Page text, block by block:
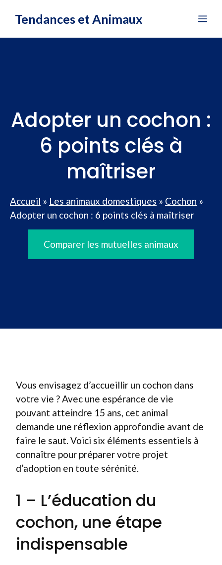
Tendances et Animaux
Adopter un cochon :
6 points clés à
maîtriser
Accueil » Les animaux domestiques » Cochon »
Adopter un cochon : 6 points clés à maîtriser
Comparer les mutuelles animaux
Vous envisagez d’accueillir un cochon dans
votre vie ? Avec une espérance de vie
pouvant atteindre 15 ans, cet animal
demande une réflexion approfondie avant de
faire le saut. Voici six éléments essentiels à
connaître pour préparer votre projet
d’adoption en toute sérénité.
1 – L’éducation du
cochon, une étape
indispensable